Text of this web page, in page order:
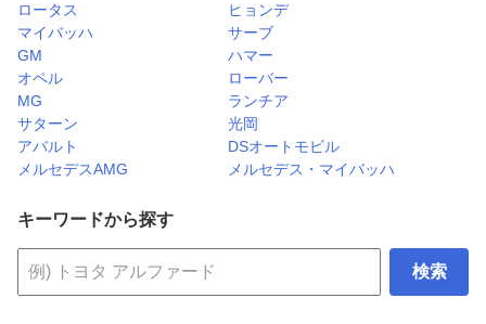
ロータス
ヒョンデ
マイバッハ
サーブ
GM
ハマー
オペル
ローバー
MG
ランチア
サターン
光岡
アバルト
DSオートモビル
メルセデスAMG
メルセデス・マイバッハ
キーワードから探す
検索